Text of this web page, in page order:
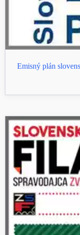
Emisný plán